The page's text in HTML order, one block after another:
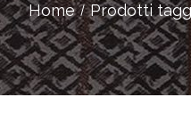
Home Prodotti